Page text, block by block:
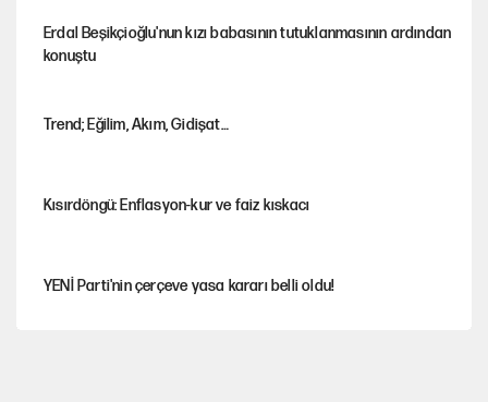
Erdal Beşikçioğlu'nun kızı babasının tutuklanmasının ardından
konuştu
Trend; Eğilim, Akım, Gidişat…
Kısırdöngü: Enflasyon-kur ve faiz kıskacı
YENİ Parti'nin çerçeve yasa kararı belli oldu!